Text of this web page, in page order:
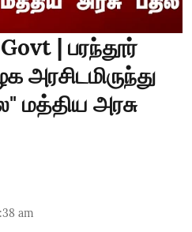
| பரந்தூர்
அரசிடமிருந்து
மத்திய அரசு
am